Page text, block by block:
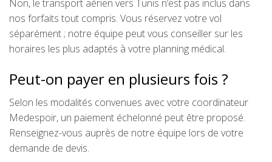
Non, le transport aérien vers Tunis n’est pas inclus dans
nos forfaits tout compris. Vous réservez votre vol
séparément ; notre équipe peut vous conseiller sur les
horaires les plus adaptés à votre planning médical.
Peut-on payer en plusieurs fois ?
Selon les modalités convenues avec votre coordinateur
Medespoir, un paiement échelonné peut être proposé.
Renseignez-vous auprès de notre équipe lors de votre
demande de devis.